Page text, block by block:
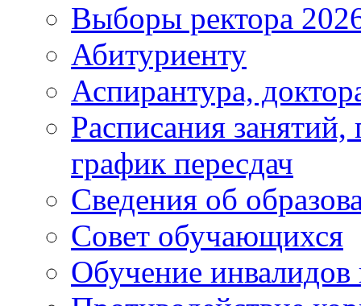
Выборы ректора
Абитуриенту
Аспирантура,
Расписания
график пересдач
Сведения об
Совет обучающихся
Обучение